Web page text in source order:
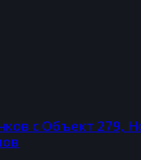
с Объект 279,